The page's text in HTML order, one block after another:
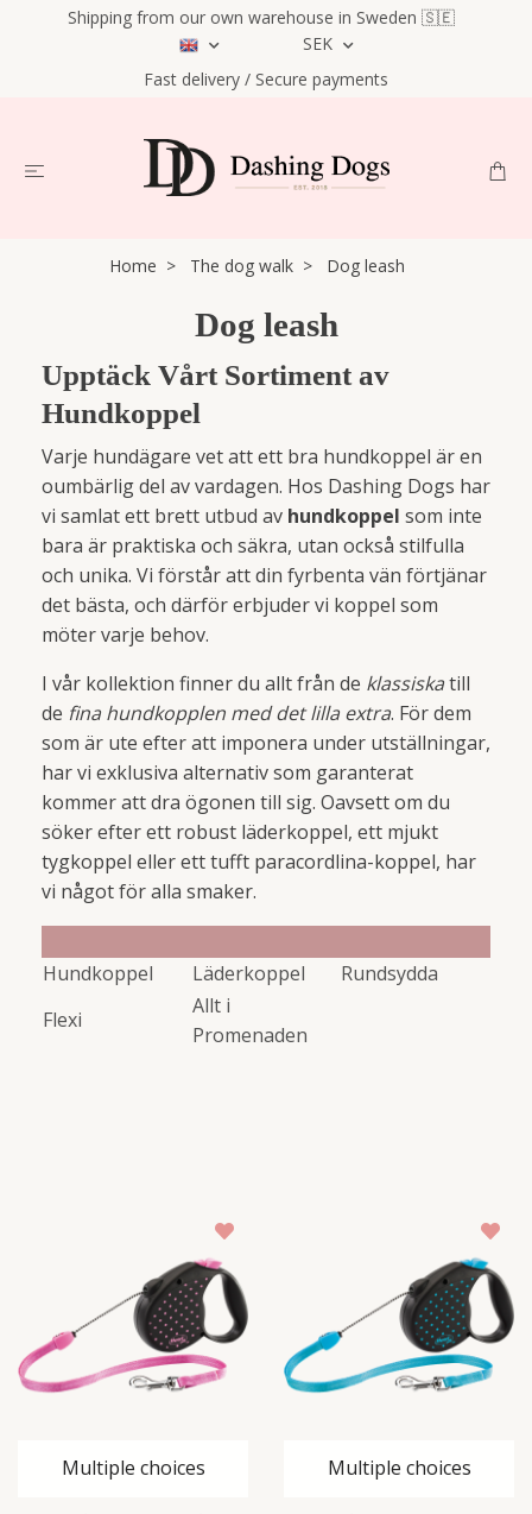
Shipping from our own warehouse in Sweden 🇸🇪
SEK
Fast delivery / Secure payments
Home The dog walk Dog leash
Dog leash
Upptäck Vårt Sortiment av
Hundkoppel
Varje hundägare vet att ett bra hundkoppel är en
oumbärlig del av vardagen. Hos Dashing Dogs har
vi samlat ett brett utbud av hundkoppel som inte
bara är praktiska och säkra, utan också stilfulla
och unika. Vi förstår att din fyrbenta vän förtjänar
det bästa, och därför erbjuder vi koppel som
möter varje behov.
I vår kollektion finner du allt från de klassiskatill
de fina hundkopplen med det lilla extra. För dem
som är ute efter att imponera under utställningar,
har vi exklusiva alternativ som garanterat
kommer att dra ögonen till sig. Oavsett om du
söker efter ett robust läderkoppel, ett mjukt
tygkoppel eller ett tufft paracordlina-koppel, har
vi något för alla smaker.
Hundkoppel Läderkoppel
Rundsydda
Flexi
Allt i
Promenaden
Multiple choices Multiple choices